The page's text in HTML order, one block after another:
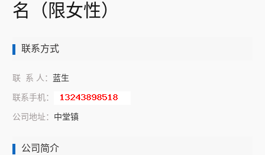
名（限女性）
联系方式
联 系 人： 蓝生
联系手机：
公司地址： 中堂镇
公司简介